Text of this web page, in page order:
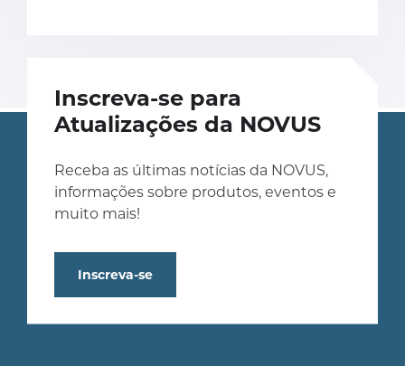
Inscreva-se para
Atualizações da NOVUS
Receba as últimas notícias da NOVUS,
informações sobre produtos, eventos e
muito mais!
Inscreva-se